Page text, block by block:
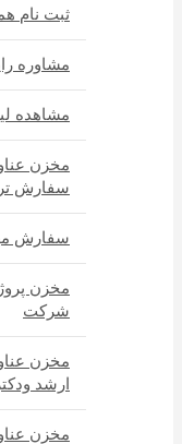
ثبت نام
مشاوره
مشاهده
مخزن
سفارش
سفارش
مخزن
شرکت
مخزن
ارشد
مخزن